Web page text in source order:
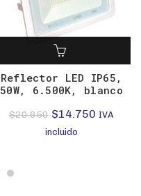
Reflector LED IP65,
50W, 6.500K, blanco
$20.650 El
precio
$14.750 El
IVA
incluido